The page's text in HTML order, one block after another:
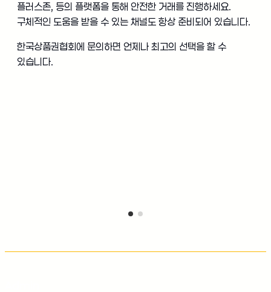
플러스존, 등의 플랫폼을 통해 안전한 거래를 진행하세요.
구체적인 도움을 받을 수 있는 채널도 항상 준비되어 있습니다.
한국상품권협회에 문의하면 언제나 최고의 선택을 할 수
있습니다.